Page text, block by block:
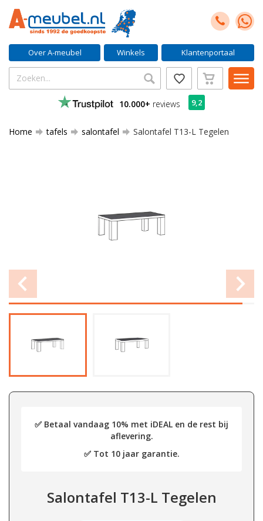
Over A-meubel Winkels Klantenportaal
10.000+ reviews 9,2
Home tafels salontafel Salontafel T13-L Tegelen
✅ Betaal vandaag 10% met iDEAL en de rest bij
aflevering.
✅ Tot 10 jaar garantie.
Salontafel T13-L Tegelen